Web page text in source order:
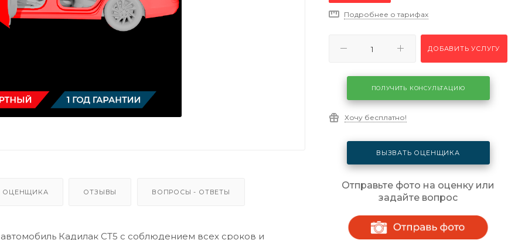
ОЦЕНЩИКА ОТЗЫВЫ ВОПРОСЫ - ОТВЕТЫ
Кадилак CT5 с соблюдением всех сроков и
Подробнее о тарифах
ДОБАВИТЬ УСЛУГУ
ПОЛУЧИТЬ КОНСУЛЬТАЦИЮ
Хочу бесплатно!
ВЫЗВАТЬ ОЦЕНЩИКА
Отправьте фото на оценку или
задайте вопрос